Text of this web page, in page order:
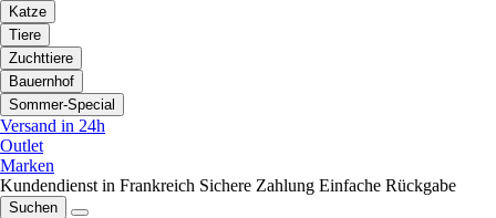
Katze
Tiere
Zuchttiere
Bauernhof
Sommer-Special
Versand in 24h
Outlet
Marken
Kundendienst in Frankreich Sichere Zahlung Einfache Rückgabe
Suchen